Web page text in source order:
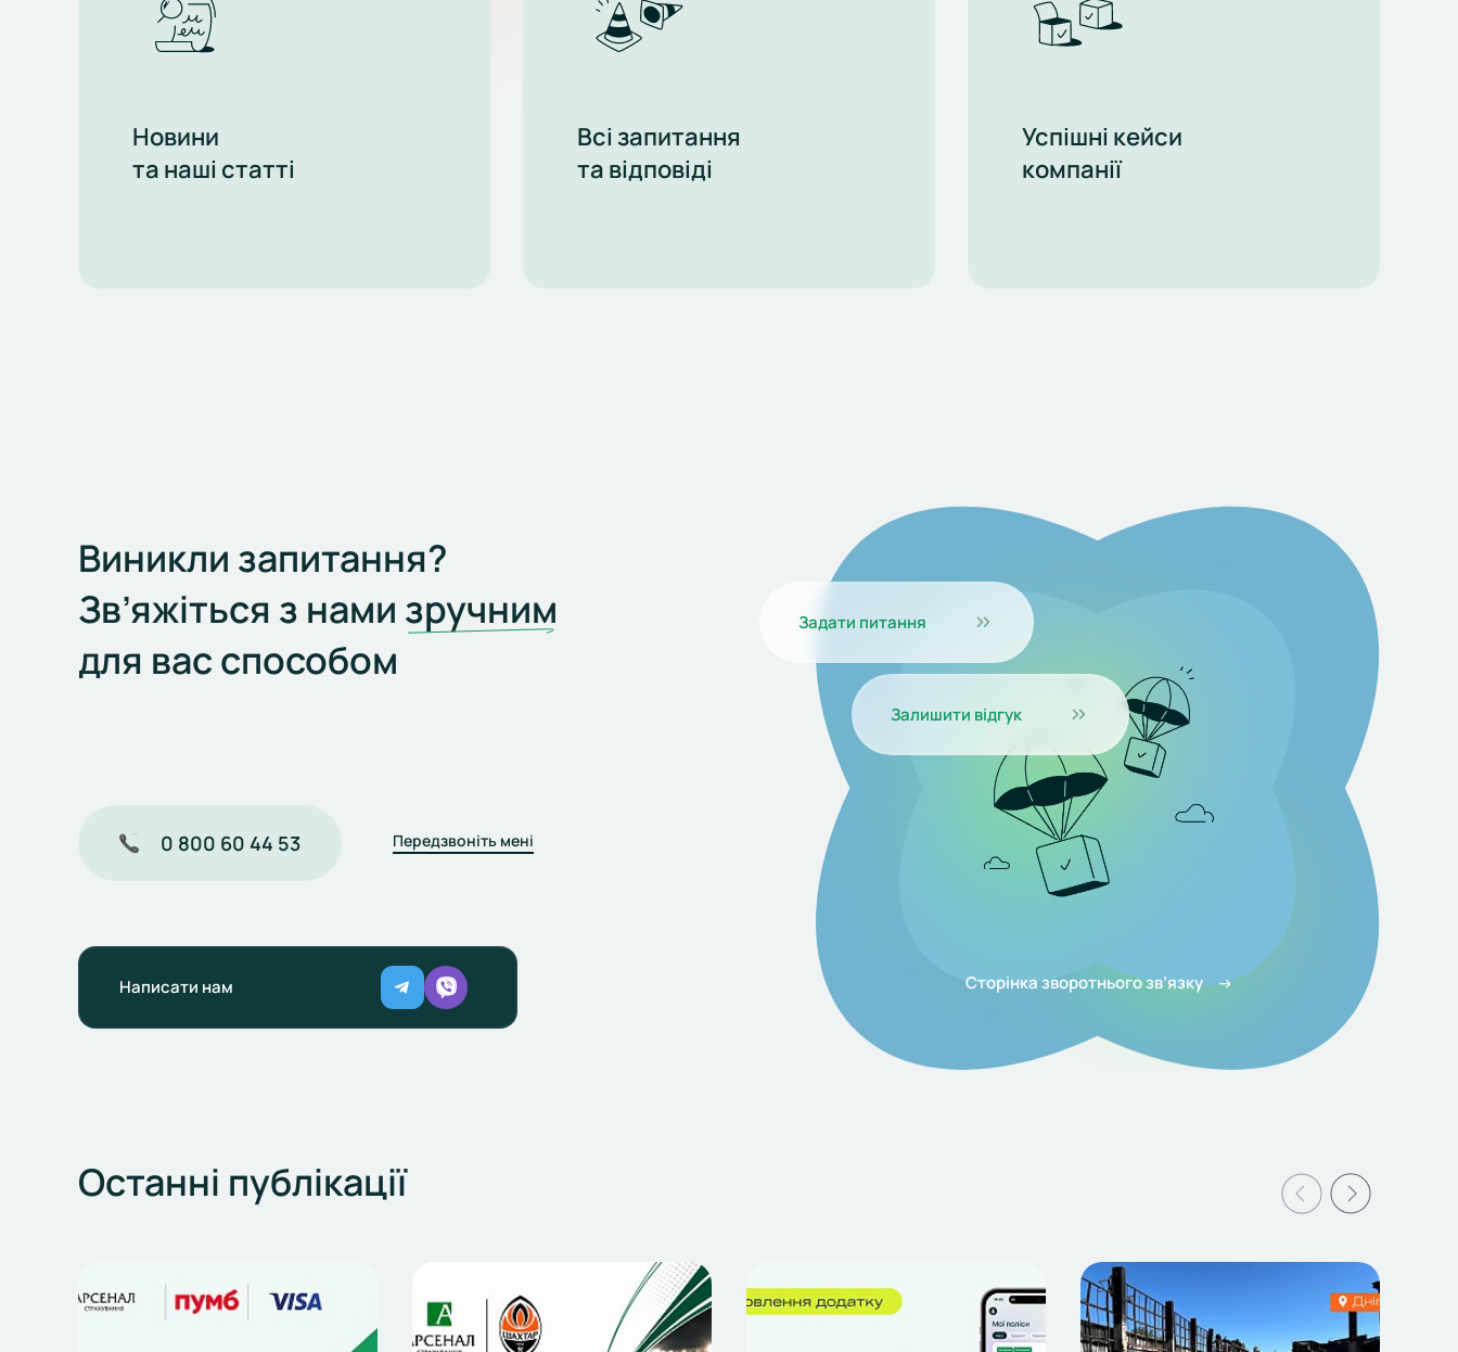
Новини
та наші статті
Всі запитання
та відповіді
Успішні кейси
компанії
Виникли запитання?
Зв’яжіться з нами зручним
для вас способом
0 800 60 44 53 Передзвоніть мені
Написати нам Сторінка зворотнього зв’язку
Задати питання
Залишити відгук
Останні публікації